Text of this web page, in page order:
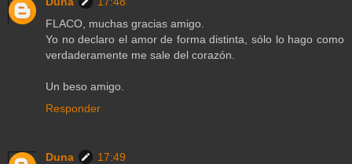
FLACO, muchas gracias amigo.
Yo no declaro el amor de forma distinta, sólo lo hago como
verdaderamente me sale del corazón.
Un beso amigo.
Responder
Duna
17:49